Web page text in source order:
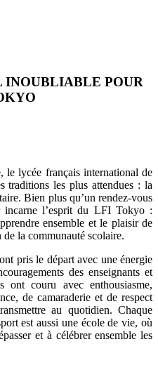
INOUBLIABLE POUR
le lycée français international de
traditions les plus attendues : la
Bien plus qu’un rendez-vous
incarne l’esprit du LFI Tokyo :
ensemble et le plaisir de
de la communauté scolaire.
pris le départ avec une énergie
des enseignants et
ont couru avec enthousiasme,
de camaraderie et de respect
au quotidien. Chaque
est aussi une école de vie, où
et à célébrer ensemble les